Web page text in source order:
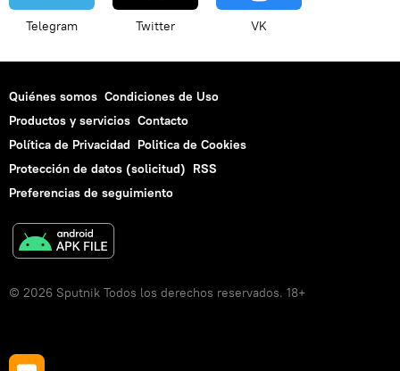
Telegram Twitter VK
Quiénes somos Condiciones de Uso
Productos y servicios Contacto
Política de Privacidad Politica de Cookies
Protección de datos (solicitud) RSS
Preferencias de seguimiento
© 2026 Sputnik Todos los derechos reservados. 18+